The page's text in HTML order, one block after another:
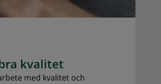
kvalitet
med kvalitet och